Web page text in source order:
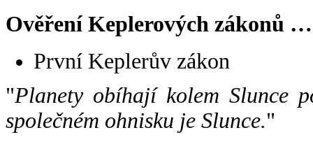
Ověření Keplerových zákonů …
První Keplerův zákon
"Planety obíhají kolem Slunce
společném ohnisku je Slunce."